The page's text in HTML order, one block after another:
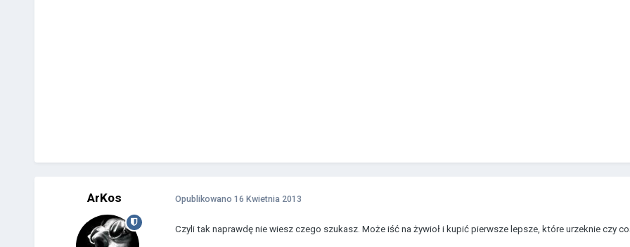
ArKos Opublikowano 16 Kwietnia 2013
Czyli tak naprawdę nie wiesz czego szukasz. Może iść na żywioł i kupić pierwsze lepsze, które urzeknie czy